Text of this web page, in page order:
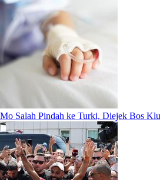
Mo Salah Pindah ke Turki, Diejek Bos